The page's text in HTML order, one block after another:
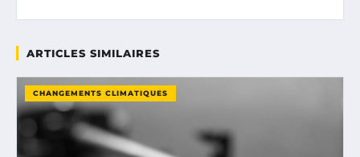
ARTICLES SIMILAIRES
CHANGEMENTS CLIMATIQUES